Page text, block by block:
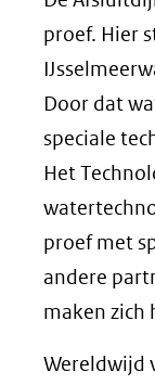
proef. Hier
Door dat
speciale
Het
proef met
andere
maken zich
Wereldwijd